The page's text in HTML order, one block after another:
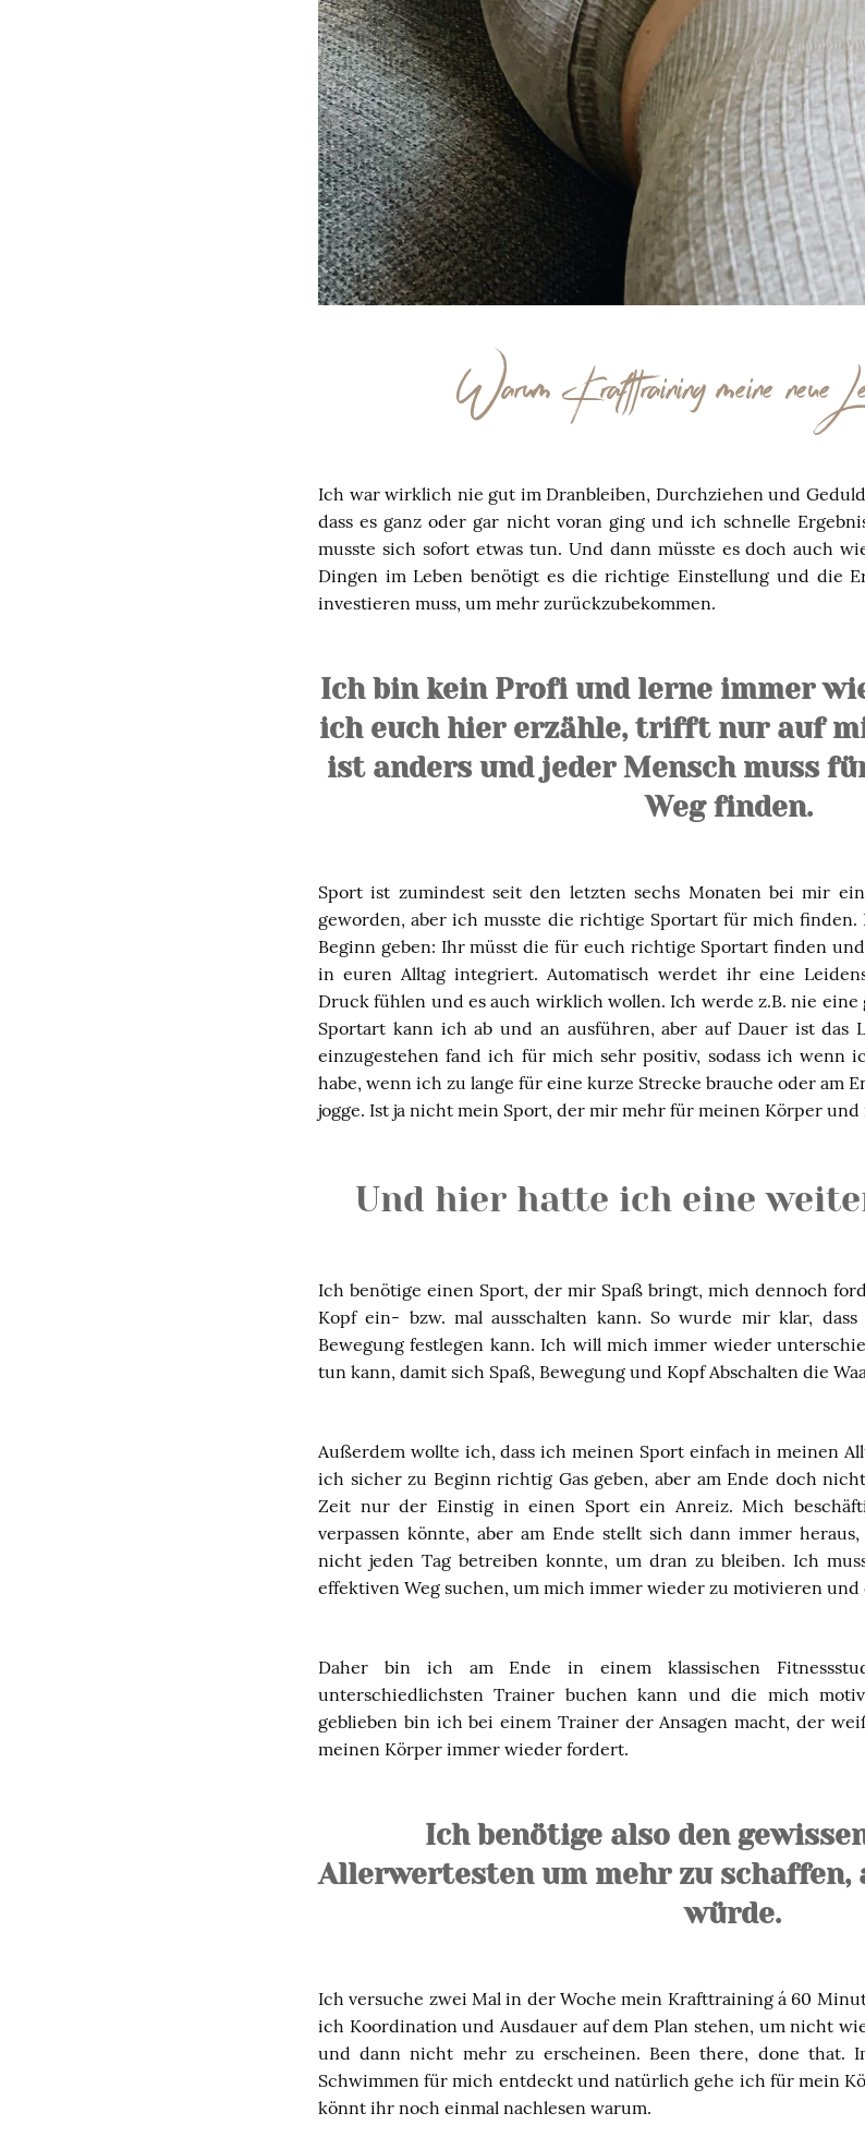
Warum Krafttraining meine neue
Ich war wirklich nie gut im Dranbleiben, Durchziehen und
dass es ganz oder gar nicht voran ging und ich schnelle
musste sich sofort etwas tun. Und dann müsste es doch auch
Dingen im Leben benötigt es die richtige Einstellung und die
investieren muss, um mehr zurückzubekommen.
Ich bin kein Profi und lerne immer
ich euch hier erzähle, trifft nur auf
ist anders und jeder Mensch muss
Weg finden.
Sport ist zumindest seit den letzten sechs Monaten bei mir
geworden, aber ich musste die richtige Sportart für mich
Beginn geben: Ihr müsst die für euch richtige Sportart finden
in euren Alltag integriert. Automatisch werdet ihr eine
Druck fühlen und es auch wirklich wollen. Ich werde z.B. nie
Sportart kann ich ab und an ausführen, aber auf Dauer ist das
einzugestehen fand ich für mich sehr positiv, sodass ich wenn
habe, wenn ich zu lange für eine kurze Strecke brauche oder am
jogge. Ist ja nicht mein Sport, der mir mehr für meinen Körper
Und hier hatte ich eine
Ich benötige einen Sport, der mir Spaß bringt, mich dennoch
Kopf ein- bzw. mal ausschalten kann. So wurde mir klar,
Bewegung festlegen kann. Ich will mich immer wieder
tun kann, damit sich Spaß, Bewegung und Kopf Abschalten die
Außerdem wollte ich, dass ich meinen Sport einfach in meinen
ich sicher zu Beginn richtig Gas geben, aber am Ende doch
Zeit nur der Einstig in einen Sport ein Anreiz. Mich
verpassen könnte, aber am Ende stellt sich dann immer
nicht jeden Tag betreiben konnte, um dran zu bleiben. Ich
effektiven Weg suchen, um mich immer wieder zu motivieren und
Daher bin ich am Ende in einem klassischen
unterschiedlichsten Trainer buchen kann und die mich
geblieben bin ich bei einem Trainer der Ansagen macht, der
meinen Körper immer wieder fordert.
Ich benötige also den
Allerwertesten um mehr zu
würde.
Ich versuche zwei Mal in der Woche mein Krafttraining á 60
ich Koordination und Ausdauer auf dem Plan stehen, um nicht
und dann nicht mehr zu erscheinen. Been there, done that.
Schwimmen für mich entdeckt und natürlich gehe ich für mein
könnt ihr noch einmal nachlesen warum.